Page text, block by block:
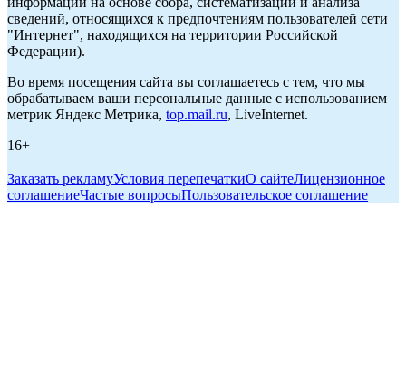
сведений, относящихся к предпочтениям пользователей сети
"Интернет", находящихся на территории Российской
Федерации).
Во время посещения сайта вы соглашаетесь с тем, что мы
обрабатываем ваши персональные данные с использованием
метрик Яндекс Метрика, top.mail.ru, LiveInternet.
16+
Заказать рекламуУсловия перепечаткиО сайтеЛицензионное
соглашениеЧастые вопросыПользовательское соглашение